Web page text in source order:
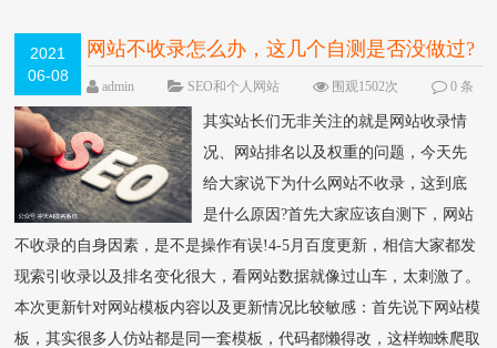
2021
06-08
网站不收录怎么办，这几个自测是否没做过?
NEW
admin SEO和个人网站 围观1502次
0 条
评论
其实站长们无非关注的就是网站收录情
况、网站排名以及权重的问题，今天先
给大家说下为什么网站不收录，这到底
是什么原因?首先大家应该自测下，网站
不收录的自身因素，是不是操作有误!4-5月百度更新，相信大家都发
现索引收录以及排名变化很大，看网站数据就像过山车，太刺激了。
本次更新针对网站模板内容以及更新情况比较敏感：首先说下网站模
板，其实很多人仿站都是同一套模板，代码都懒得改，这样蜘蛛爬取